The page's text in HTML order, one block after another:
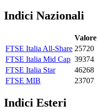
Indici Nazionali
Valore
FTSE Italia All-Share 25720
FTSE Italia Mid Cap 39374
FTSE Italia Star
46268
FTSE MIB
23707
Indici Esteri